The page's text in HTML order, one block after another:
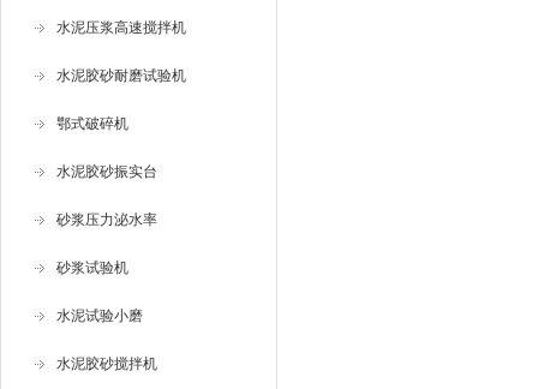
水泥压浆高速搅拌机
水泥胶砂耐磨试验机
鄂式破碎机
水泥胶砂振实台
砂浆压力泌水率
砂浆试验机
水泥试验小磨
水泥胶砂搅拌机